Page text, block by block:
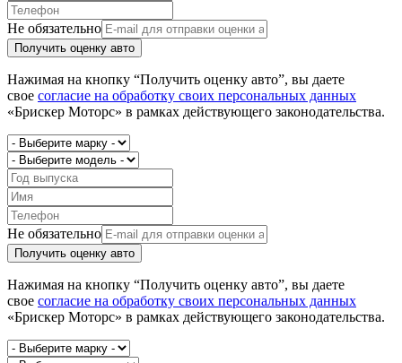
Не обязательно
Получить оценку авто
Нажимая на кнопку “Получить оценку авто”, вы даете
свое согласие на обработку своих персональных данных
«Брискер Моторс» в рамках действующего законодательства.
Не обязательно
Получить оценку авто
Нажимая на кнопку “Получить оценку авто”, вы даете
свое согласие на обработку своих персональных данных
«Брискер Моторс» в рамках действующего законодательства.